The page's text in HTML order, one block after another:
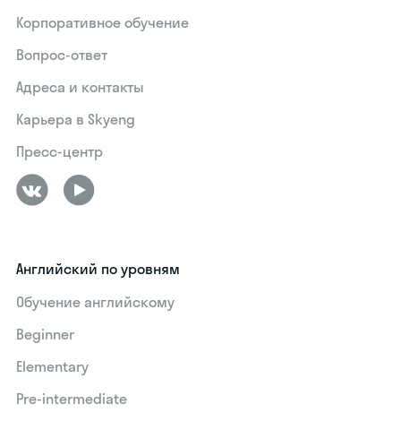
Корпоративное обучение
Вопрос-ответ
Адреса и контакты
Карьера в Skyeng
Пресс-центр
Английский по уровням
Обучение английскому
Beginner
Elementary
Pre-intermediate